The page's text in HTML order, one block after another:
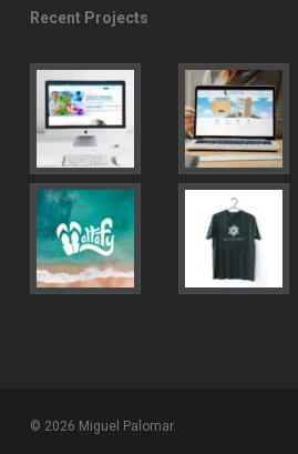
Recent Projects
© 2026 Miguel Palomar.